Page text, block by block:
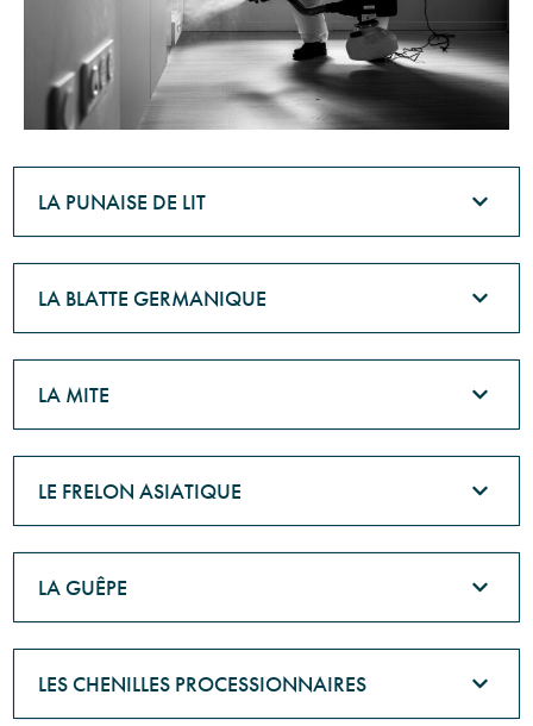
LA PUNAISE DE LIT
LA BLATTE GERMANIQUE
LA MITE
LE FRELON ASIATIQUE
LA GUÊPE
LES CHENILLES PROCESSIONNAIRES